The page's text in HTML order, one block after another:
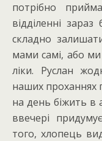
потрібно
відділенні
складно
мами самі, або
ліки. Руслан
наших проханнях
на день біжить в
ввечері
того, хлопець